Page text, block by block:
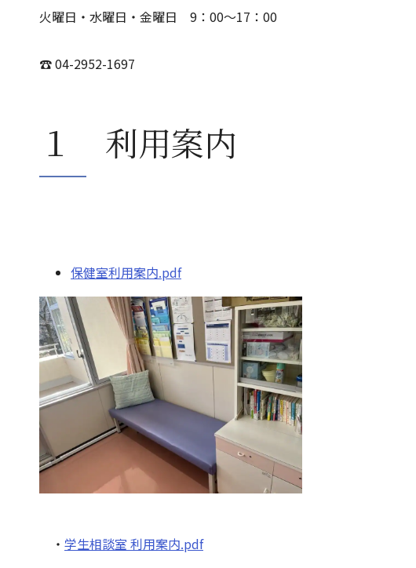
火曜日・水曜日・金曜日 9：00～17：00
☎ 04-2952-1697
１ 利用案内
保健室利用案内.pdf
・ 学生相談室 利用案内.pdf